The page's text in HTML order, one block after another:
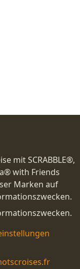
mit SCRABBLE®,
with Friends
Marken auf